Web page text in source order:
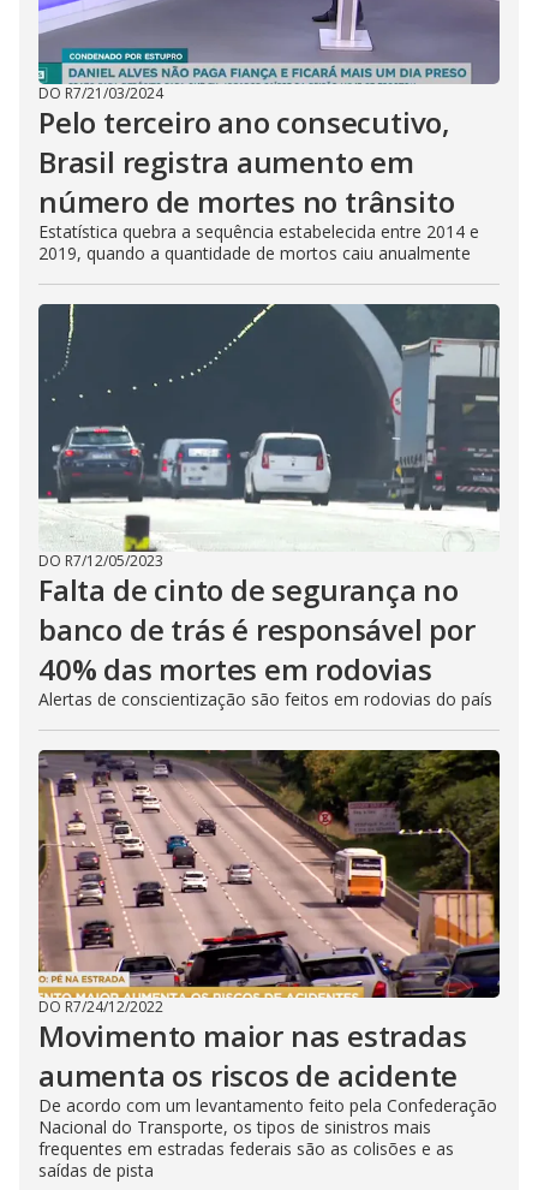
DO R7/21/03/2024
Pelo terceiro ano consecutivo,
Brasil registra aumento em
número de mortes no trânsito
Estatística quebra a sequência estabelecida entre 2014 e
2019, quando a quantidade de mortos caiu anualmente
DO R7/12/05/2023
Falta de cinto de segurança no
banco de trás é responsável por
40% das mortes em rodovias
Alertas de conscientização são feitos em rodovias do país
DO R7/24/12/2022
Movimento maior nas estradas
aumenta os riscos de acidente
De acordo com um levantamento feito pela Confederação
Nacional do Transporte, os tipos de sinistros mais
frequentes em estradas federais são as colisões e as
saídas de pista